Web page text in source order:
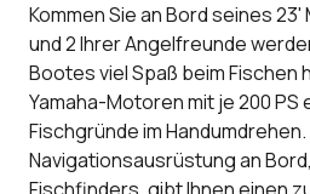
Kommen Sie an Bord seines
und 2 Ihrer Angelfreunde
Bootes viel Spaß beim Fischen
Yamaha-Motoren mit je 200 PS
Fischgründe im Handumdrehen.
Navigationsausrüstung an